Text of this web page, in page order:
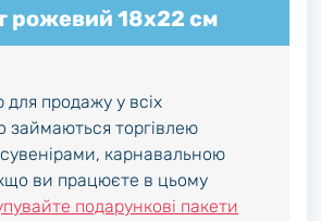
рожевий 18х22 см
продажу у всіх
займаються торгівлею
карнавальною
ви працюєте в цьому
подарункові пакети